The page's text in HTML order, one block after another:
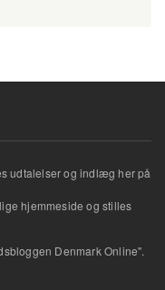
udtalelser og indlæg her på
hjemmeside og stilles
Denmark Online".